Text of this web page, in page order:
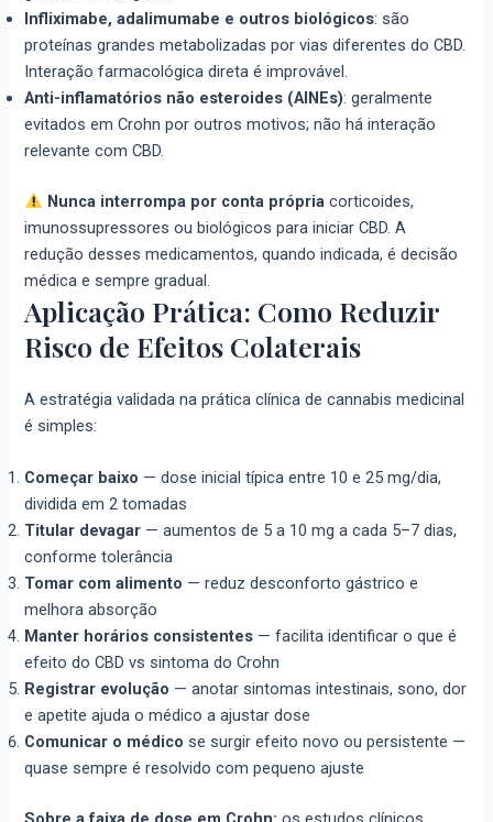
Infliximabe, adalimumabe e outros biológicos: são
proteínas grandes metabolizadas por vias diferentes do CBD.
Interação farmacológica direta é improvável.
Anti-inflamatórios não esteroides (AINEs): geralmente
evitados em Crohn por outros motivos; não há interação
relevante com CBD.
Nunca interrompa por conta própria corticoides,
imunossupressores ou biológicos para iniciar CBD. A
redução desses medicamentos, quando indicada, é decisão
médica e sempre gradual.
Aplicação Prática: Como Reduzir
Risco de Efeitos Colaterais
A estratégia validada na prática clínica de cannabis medicinal
é simples:
Começar baixo — dose inicial típica entre 10 e 25 mg/dia,
dividida em 2 tomadas
Titular devagar — aumentos de 5 a 10 mg a cada 5–7 dias,
conforme tolerância
Tomar com alimento — reduz desconforto gástrico e
melhora absorção
Manter horários consistentes — facilita identificar o que é
efeito do CBD vs sintoma do Crohn
Registrar evolução — anotar sintomas intestinais, sono, dor
e apetite ajuda o médico a ajustar dose
Comunicar o médico se surgir efeito novo ou persistente —
quase sempre é resolvido com pequeno ajuste